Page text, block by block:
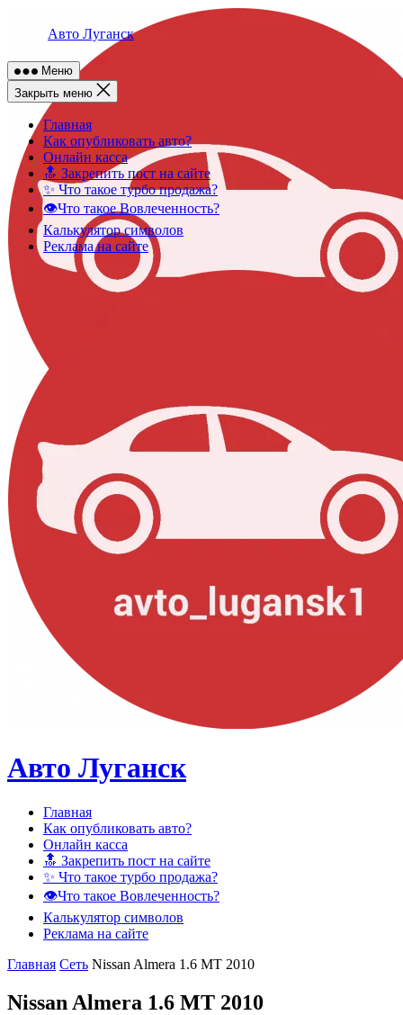
Авто Луганск
Меню
Закрыть меню
Главная
Как опубликовать авто?
Онлайн касса
🔝 Закрепить пост на сайте
✨ Что такое турбо продажа?
👁️Что такое Вовлеченность?
Калькулятор символов
Реклама на сайте
Авто Луганск
Главная
Как опубликовать авто?
Онлайн касса
🔝 Закрепить пост на сайте
✨ Что такое турбо продажа?
👁️Что такое Вовлеченность?
Калькулятор символов
Реклама на сайте
Главная Сеть Nissan Almera 1.6 MT 2010
Nissan Almera 1.6 MT 2010